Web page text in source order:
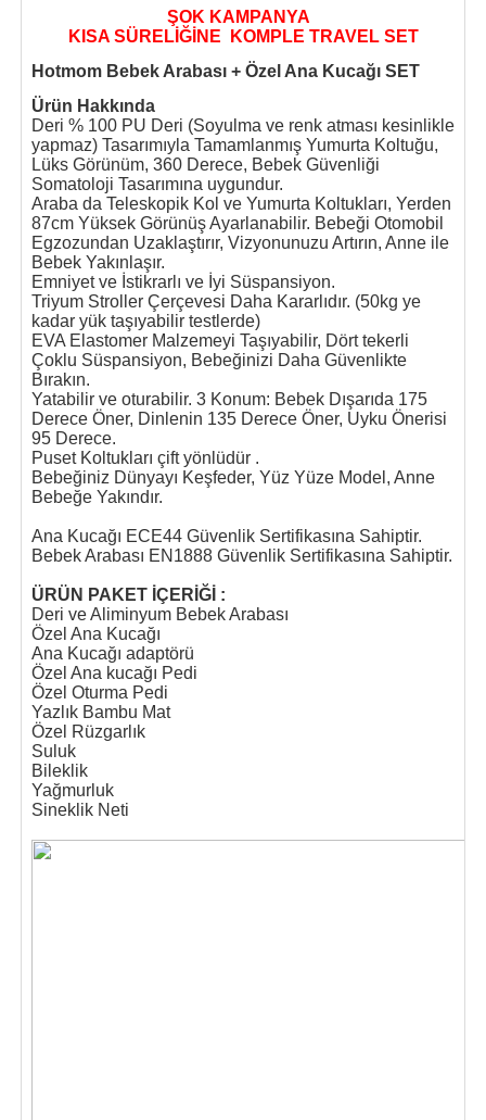
ŞOK KAMPANYA
KISA SÜRELİĞİNE KOMPLE TRAVEL SET
Hotmom Bebek Arabası + Özel Ana Kucağı SET
Ürün Hakkında
Deri % 100 PU Deri (Soyulma ve renk atması kesinlikle
yapmaz) Tasarımıyla Tamamlanmış Yumurta Koltuğu,
Lüks Görünüm, 360 Derece, Bebek Güvenliği
Somatoloji Tasarımına uygundur.
Araba da Teleskopik Kol ve Yumurta Koltukları, Yerden
87cm Yüksek Görünüş Ayarlanabilir. Bebeği Otomobil
Egzozundan Uzaklaştırır, Vizyonunuzu Artırın, Anne ile
Bebek Yakınlaşır.
Emniyet ve İstikrarlı ve İyi Süspansiyon.
Triyum Stroller Çerçevesi Daha Kararlıdır. (50kg ye
kadar yük taşıyabilir testlerde)
EVA Elastomer Malzemeyi Taşıyabilir, Dört tekerli
Çoklu Süspansiyon, Bebeğinizi Daha Güvenlikte
Bırakın.
Yatabilir ve oturabilir. 3 Konum: Bebek Dışarıda 175
Derece Öner, Dinlenin 135 Derece Öner, Uyku Önerisi
95 Derece.
Puset Koltukları çift yönlüdür .
Bebeğiniz Dünyayı Keşfeder, Yüz Yüze Model, Anne
Bebeğe Yakındır.
Ana Kucağı ECE44 Güvenlik Sertifikasına Sahiptir.
Bebek Arabası EN1888 Güvenlik Sertifikasına Sahiptir.
ÜRÜN PAKET İÇERİĞİ :
Deri ve Aliminyum Bebek Arabası
Özel Ana Kucağı
Ana Kucağı adaptörü
Özel Ana kucağı Pedi
Özel Oturma Pedi
Yazlık Bambu Mat
Özel Rüzgarlık
Suluk
Bileklik
Yağmurluk
Sineklik Neti